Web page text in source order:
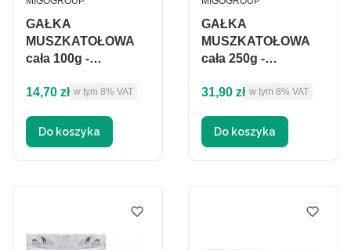
GAŁKA
MUSZKATOŁOWA
cała 100g -
Cena brutto
14,70 zł w tym %s VAT
w tym 8% VAT
Do koszyka
GAŁKA
MUSZKATOŁOWA
cała 250g -
Cena brutto
31,90 zł w tym %s VAT
w tym 8% VAT
Do koszyka